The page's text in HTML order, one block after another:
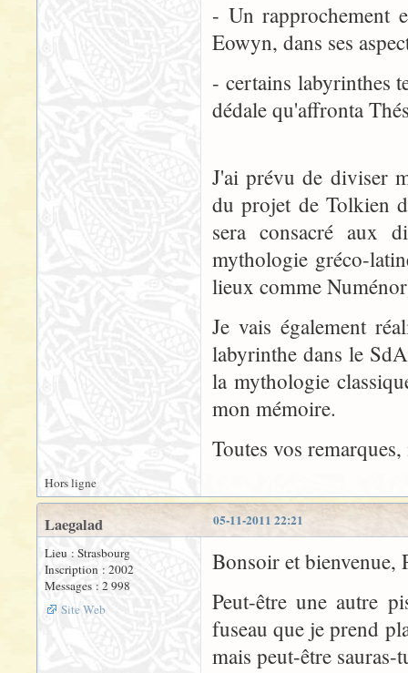
- Un rapprochement
Eowyn, dans ses
- certains labyrinthes
dédale qu'affronta
J'ai prévu de diviser
du projet de Tolkien
sera consacré aux
mythologie gréco-
lieux comme
Je vais également
labyrinthe dans le
la mythologie
mon mémoire.
Toutes vos
Hors ligne
05-11-2011 22:21
Laegalad
Lieu : Strasbourg
Inscription : 2002
Messages : 2 998
Site Web
Bonsoir et bienvenue,
Peut-être une autre
fuseau que je prend
mais peut-être